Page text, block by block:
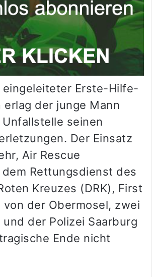
Erste-Hilfe-
erlag der junge Mann
seinen
Der Einsatz
Air Rescue
Rettungsdienst des
Kreuzes (DRK), First
von der Obermosel, zwei
der Polizei Saarburg
Ende nicht